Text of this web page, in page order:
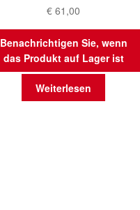
€ 61,00
Benachrichtigen Sie, wenn
das Produkt auf Lager ist
Weiterlesen